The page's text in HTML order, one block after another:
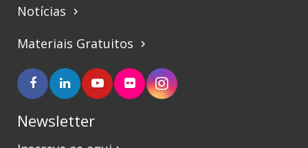
Notícias keyboard_arrow_right
Materiais Gratuitos keyboard_arrow_right
Newsletter